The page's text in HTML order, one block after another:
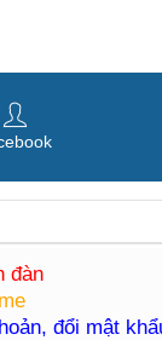
đàn
đổi mật